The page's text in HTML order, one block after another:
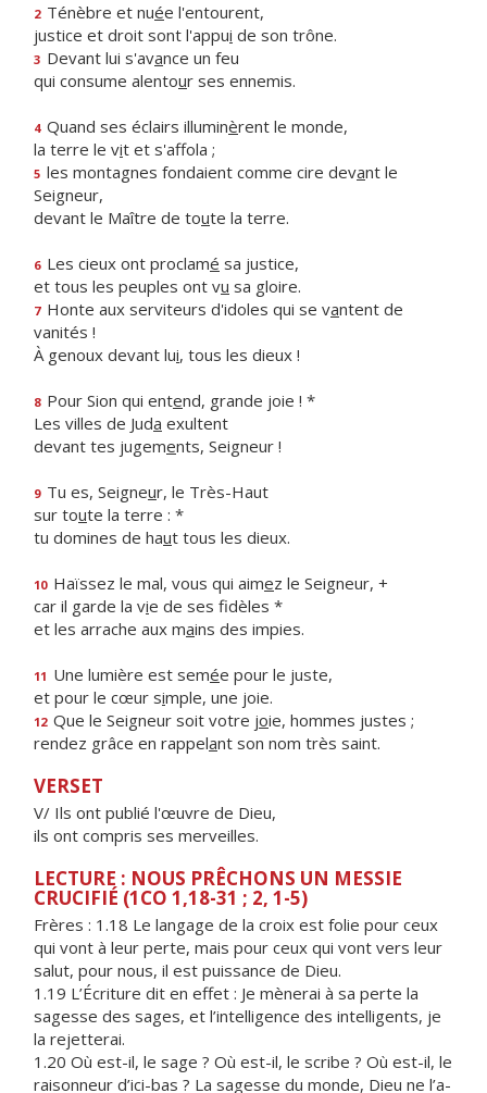
2 Ténèbre et nuée l'entourent,
justice et droit sont l'appui de son trône.
3 Devant lui s'avance un feu
qui consume alentour ses ennemis.
4 Quand ses éclairs illuminèrent le monde,
la terre le vit et s'affola ;
5 les montagnes fondaient comme cire devant le
Seigneur,
devant le Maître de toute la terre.
6 Les cieux ont proclamé sa justice,
et tous les peuples ont vu sa gloire.
7 Honte aux serviteurs d'idoles qui se vantent de
vanités !
À genoux devant lui, tous les dieux !
8 Pour Sion qui entend, grande joie ! *
Les villes de Juda exultent
devant tes jugements, Seigneur !
9 Tu es, Seigneur, le Très-Haut
sur toute la terre : *
tu domines de haut tous les dieux.
10 Haïssez le mal, vous qui aimez le Seigneur, +
car il garde la vie de ses fidèles *
et les arrache aux mains des impies.
11 Une lumière est semée pour le juste,
et pour le cœur simple, une joie.
12 Que le Seigneur soit votre joie, hommes justes ;
rendez grâce en rappelant son nom très saint.
VERSET
V/ Ils ont publié l'œuvre de Dieu,
ils ont compris ses merveilles.
LECTURE : NOUS PRÊCHONS UN MESSIE
CRUCIFIÉ (1CO 1,18-31 ; 2, 1-5)
Frères : 1.18 Le langage de la croix est folie pour ceux
qui vont à leur perte, mais pour ceux qui vont vers leur
salut, pour nous, il est puissance de Dieu.
1.19 L’Écriture dit en effet : Je mènerai à sa perte la
sagesse des sages, et l’intelligence des intelligents, je
la rejetterai.
1.20 Où est-il, le sage ? Où est-il, le scribe ? Où est-il, le
raisonneur d’ici-bas ? La sagesse du monde, Dieu ne l’a-